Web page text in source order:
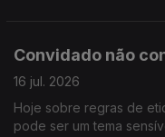
Convidado não
16 jul. 2026
Hoje sobre regras de
pode ser um tema